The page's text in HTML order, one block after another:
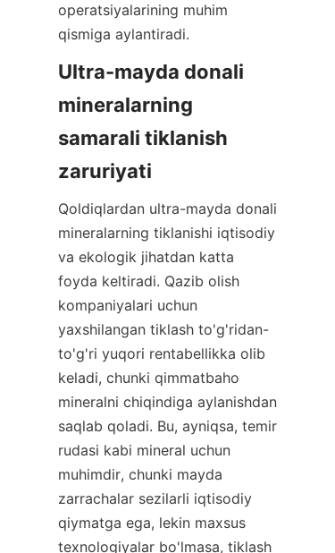
operatsiyalarining muhim
qismiga aylantiradi.
Ultra-mayda donali
mineralarning
samarali tiklanish
Qoldiqlardan ultra-mayda donali
mineralarning tiklanishi iqtisodiy
va ekologik jihatdan katta
foyda keltiradi. Qazib olish
kompaniyalari uchun
yaxshilangan tiklash to'g'ridan-
to'g'ri yuqori rentabellikka olib
keladi, chunki qimmatbaho
mineralni chiqindiga aylanishdan
saqlab qoladi. Bu, ayniqsa, temir
rudasi kabi mineral uchun
muhimdir, chunki mayda
zarrachalar sezilarli iqtisodiy
qiymatga ega, lekin maxsus
texnologiyalar bo'lmasa, tiklash